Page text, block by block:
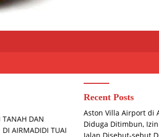
Recent Posts
Aston Villa Airport di
Diduga Ditimbun,